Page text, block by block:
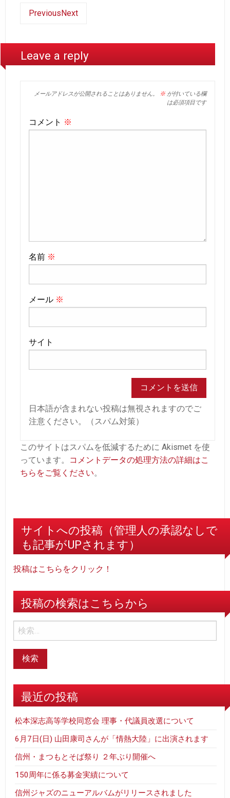
Previous Next
Leave a reply
メールアドレスが公開されることはありません。 ※が付いている欄
は必須項目です
コメント ※
名前 ※
メール ※
サイト
日本語が含まれない投稿は無視されますのでご
注意ください。（スパム対策）
このサイトはスパムを低減するために Akismet を使
っています。
コメントデータの処理方法の詳細はこ
ちらをご覧ください。
サイトへの投稿（管理人の承認なしで
も記事がUPされます）
投稿はこちらをクリック！
投稿の検索はこちらから
最近の投稿
松本深志高等学校同窓会 理事・代議員改選について
6月7日(日) 山田康司さんが「情熱大陸」に出演されます
信州・まつもとそば祭り ２年ぶり開催へ
150周年に係る募金実績について
信州ジャズのニューアルバムがリリースされました